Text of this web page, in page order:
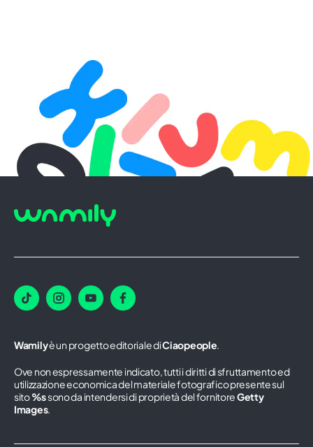
Wamilyè un progetto editoriale diCiaopeople.
Ove non espressamente indicato, tutti i diritti di sfruttamento ed
utilizzazione economica del materiale fotografico presente sul
sito%ssono da intendersi di proprietà del fornitoreGetty
Images.